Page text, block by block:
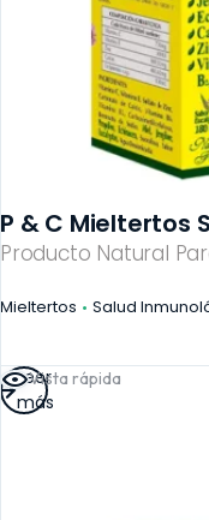
Producto Natural
P & C Mieltertos
Mieltertos Salud
Vista rápida
Leer
más